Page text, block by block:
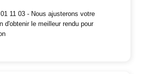
11 03 - Nous ajusterons votre
d'obtenir le meilleur rendu pour